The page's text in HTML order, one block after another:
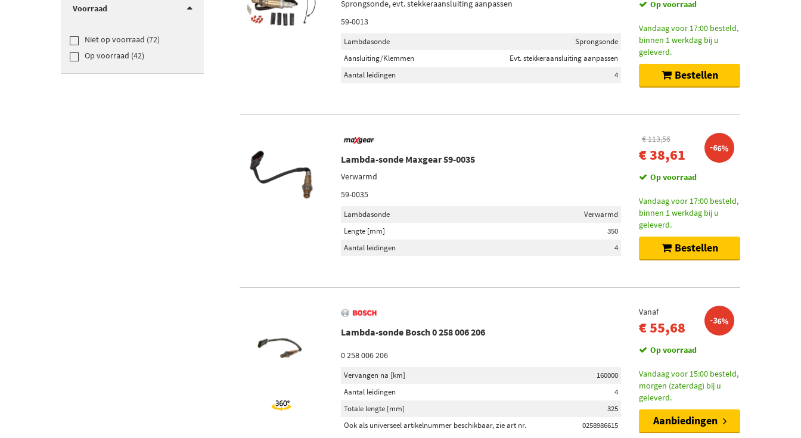
Voorraad
Niet op voorraad (72)
Op voorraad (42)
Sprongsonde, evt. stekkeraansluiting aanpassen
59-0013
Lambdasonde
Sprongsonde
Aansluiting/Klemmen
Evt. stekkeraansluiting aanpassen
Aantal leidingen
4
Op voorraad
Vandaag voor 17:00 besteld,
binnen 1 werkdag bij u
geleverd.
Bestellen
Lambda-sonde Maxgear 59-0035
Verwarmd
59-0035
Lambdasonde
Verwarmd
Lengte [mm]
350
Aantal leidingen
4
€ 113,56
€ 38,61 -66%
Op voorraad
Vandaag voor 17:00 besteld,
binnen 1 werkdag bij u
geleverd.
Bestellen
Lambda-sonde Bosch 0 258 006 206
0 258 006 206
Vervangen na [km]
160000
Aantal leidingen
4
Totale lengte [mm]
325
Ook als universeel artikelnummer beschikbaar, zie art nr.
0258986615
Vanaf
€ 55,68 -36%
Op voorraad
Vandaag voor 15:00 besteld,
morgen (zaterdag) bij u
geleverd.
Aanbiedingen